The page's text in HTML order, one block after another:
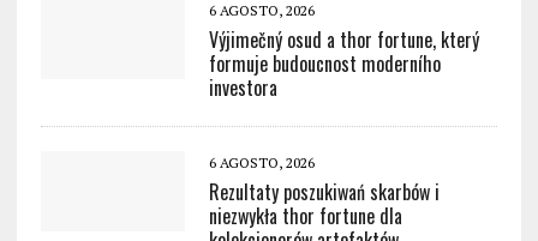
6 AGOSTO, 2026
Výjimečný osud a thor fortune, který
formuje budoucnost moderního
investora
6 AGOSTO, 2026
Rezultaty poszukiwań skarbów i
niezwykła thor fortune dla